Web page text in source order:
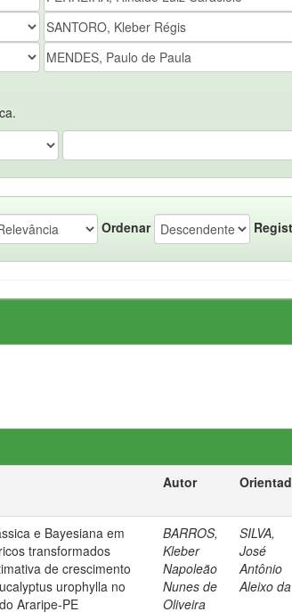
Ordenar
Autor
e Bayesiana em
transformados
de crescimento
urophylla no
Araripe-PE
BARROS,
Kleber
Napoleão
Nunes de
Oliveira
SILVA,
José
Antônio
Aleixo da